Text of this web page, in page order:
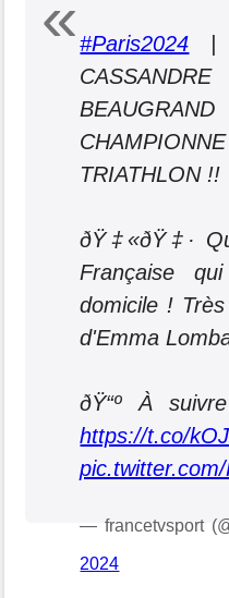
#Paris2024 |
TRIATHLON !!
ðŸ‡«ðŸ‡·
Française
domicile !
d'Emma
ðŸ“º À
https://t.co/
— francetvsport
2024